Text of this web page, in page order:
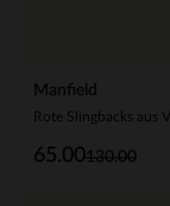
Manfield
Rote Slingbacks aus
130.00
65.00